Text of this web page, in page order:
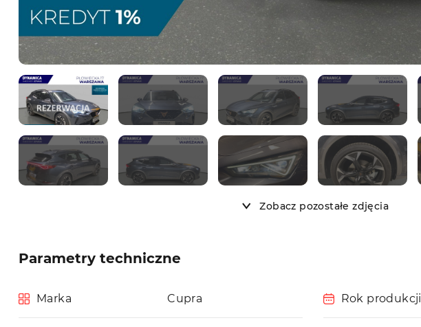
Zobacz pozostałe zdjęcia
Parametry techniczne
Marka Cupra Rok produkcji